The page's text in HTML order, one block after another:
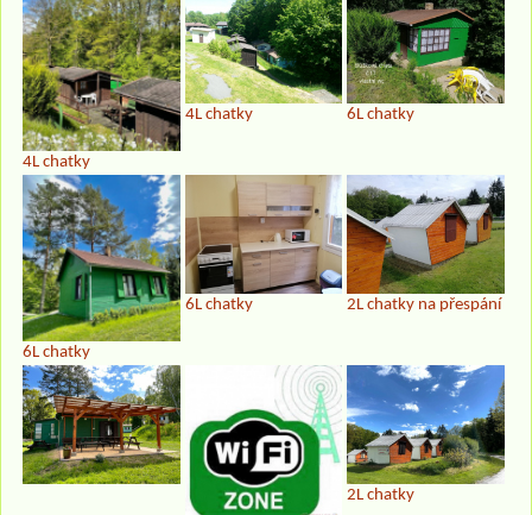
4L chatky
4L chatky 6L chatky
6L chatky
6L chatky 2L chatky na přespání
2L chatky